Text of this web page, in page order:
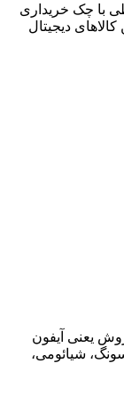
با چک خریداری
دیجیتال
یعنی آیفون
شیائومی،